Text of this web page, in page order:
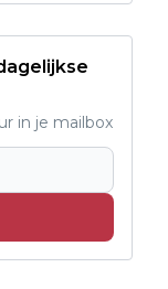
in je mailbox